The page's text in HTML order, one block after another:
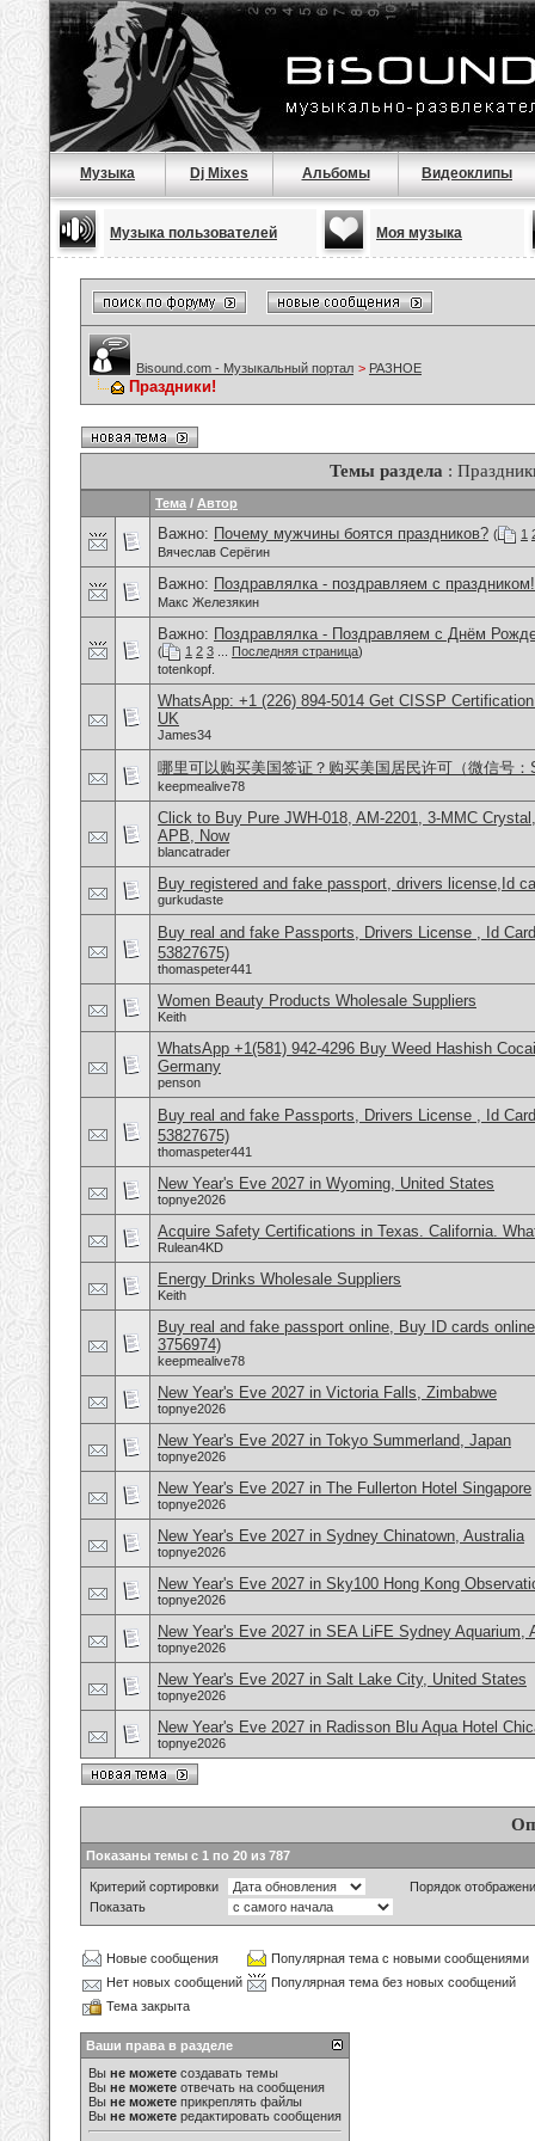
Музыка Dj Mixes Альбомы Видеоклипы
Музыка пользователей Моя музыка
Bisound.com - Музыкальный портал > РАЗНОЕ
Праздники!
Темы раздела :
Тема / Автор
Важно: Почему мужчины боятся праздников? ( 1
Вячеслав Серёгин
Важно: Поздравлялка - поздравляем с праздником!
Макс Железякин
Важно: Поздравлялка - Поздравляем с Днём
( 1 2 3 Последняя страница)
totenkopf.
WhatsApp: +1 (226) 894-5014​ Get CISSP
UK
James34
哪里可以购买美国签证？购买美国居民许可（微信号：
keepmealive78
Click to Buy Pure JWH-018, AM-2201, 3-MMC
APB, Now
blancatrader
Buy registered and fake passport, drivers license,Id
gurkudaste
Buy real and fake Passports, Drivers License , Id
53827675)
thomaspeter441
Women Beauty Products Wholesale Suppliers
Keith
WhatsApp +1(581) 942-4296 Buy Weed Hashish
Germany
penson
Buy real and fake Passports, Drivers License , Id
53827675)
thomaspeter441
New Year's Eve 2027 in Wyoming, United States
topnye2026
Acquire Safety Certifications in Texas. California.
Rulean4KD
Energy Drinks Wholesale Suppliers
Keith
Buy real and fake passport online, Buy ID cards
3756974)
keepmealive78
New Year's Eve 2027 in Victoria Falls, Zimbabwe
topnye2026
New Year's Eve 2027 in Tokyo Summerland, Japan
topnye2026
New Year's Eve 2027 in The Fullerton Hotel Singapore
topnye2026
New Year's Eve 2027 in Sydney Chinatown, Australia
topnye2026
New Year's Eve 2027 in Sky100 Hong Kong
topnye2026
New Year's Eve 2027 in SEA LiFE Sydney Aquarium,
topnye2026
New Year's Eve 2027 in Salt Lake City, United States
topnye2026
New Year's Eve 2027 in Radisson Blu Aqua Hotel
topnye2026
Показаны темы с 1 по 20 из 787
Критерий сортировки
Порядок
Показать
Новые сообщения
Популярная тема с новыми сообщениями
Нет новых сообщений
Популярная тема без новых сообщений
Тема закрыта
Ваши права в разделе
Вы не можете создавать темы
Вы не можете отвечать на сообщения
Вы не можете прикреплять файлы
Вы не можете редактировать сообщения